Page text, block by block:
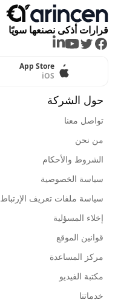
قرارات أذكى نصنعها سويًا
Facebook
Twitter
Youtube
LinkedIn
App Store
iOS
حول الشركة
تواصل معنا
من نحن
الشروط والأحكام
سياسة الخصوصية
سياسة ملفات تعريف الإرتباط
إخلاء المسؤلية
قوانين الموقع
مركز المساعدة
مكتبة الفيديو
خدماتنا